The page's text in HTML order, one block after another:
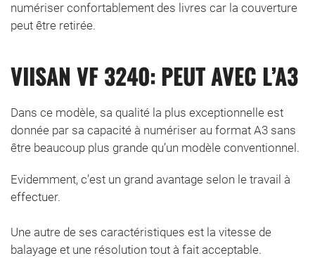
numériser confortablement des livres car la couverture
peut être retirée.
VIISAN VF 3240: PEUT AVEC L’A3
Dans ce modèle, sa qualité la plus exceptionnelle est
donnée par sa capacité à numériser au format A3 sans
être beaucoup plus grande qu’un modèle conventionnel.
Evidemment, c’est un grand avantage selon le travail à
effectuer.
Une autre de ses caractéristiques est la vitesse de
balayage et une résolution tout à fait acceptable.